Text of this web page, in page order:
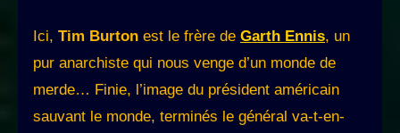
Ici, Tim Burton est le frère de Garth Ennis, un
pur anarchiste qui nous venge d’un monde de
merde… Finie, l’image du président américain
sauvant le monde, terminés le général va-t-en-